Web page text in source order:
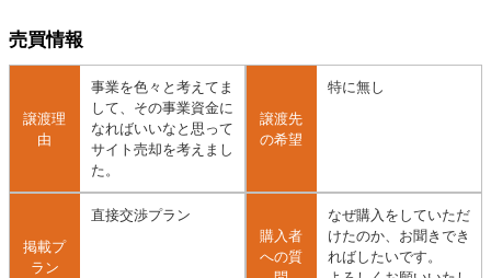
売買情報
譲渡理
由
事業を色々と考えてま
して、その事業資金に
なればいいなと思って
サイト売却を考えまし
た。
譲渡先
の希望
特に無し
掲載プ
ラン
直接交渉プラン
購入者
への質
なぜ購入をしていただ
けたのか、お聞きでき
ればしたいです。